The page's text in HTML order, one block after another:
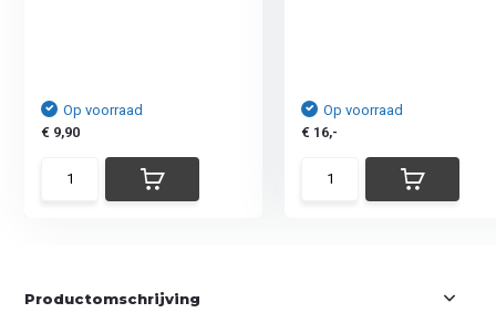
Op voorraad
€ 9,90
Op voorraad
€ 16,-
Productomschrijving